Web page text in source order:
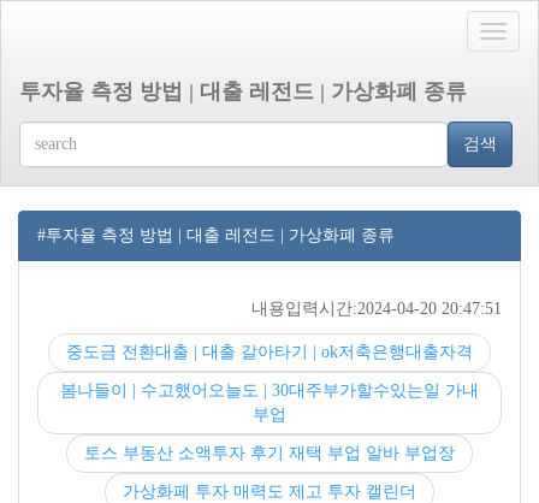
Toggle
투자율 측정 방법 | 대출 레전드 | 가상화폐 종류
검색
#투자율 측정 방법 | 대출 레전드 | 가상화폐 종류
내용입력시간:2024-04-20 20:47:51
중도금 전환대출 | 대출 갈아타기 | ok저축은행대출자격
봄나들이 | 수고했어오늘도 | 30대주부가할수있는일 가내
부업
토스 부동산 소액투자 후기 재택 부업 알바 부업장
가상화페 투자 매력도 제고 투자 캘린더